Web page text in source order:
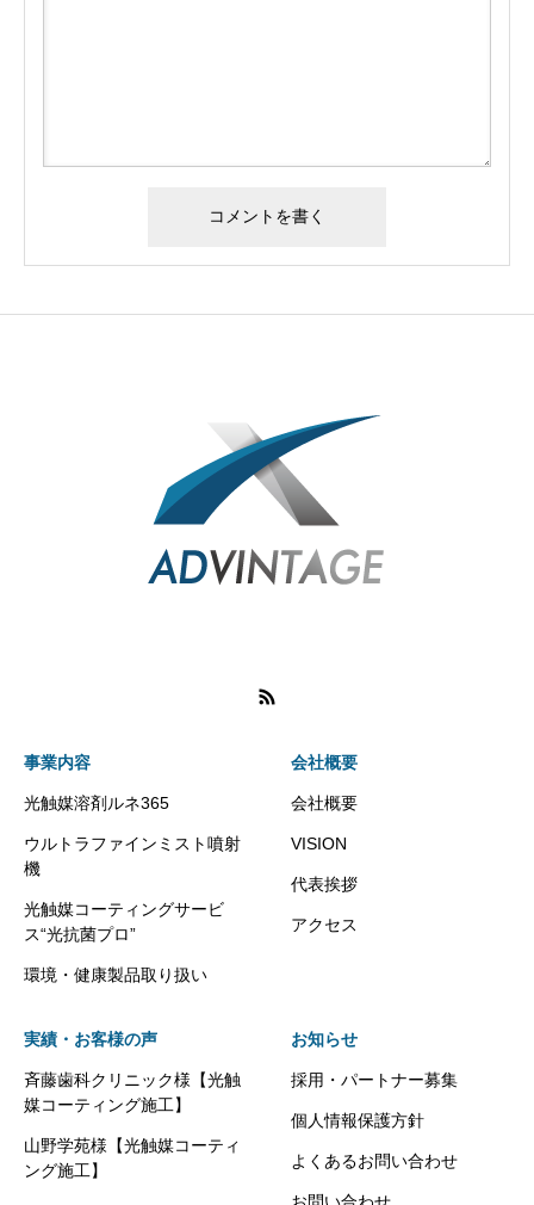
事業内容
光触媒溶剤ルネ365
ウルトラファインミスト噴射
機
光触媒コーティングサービ
ス“光抗菌プロ”
環境・健康製品取り扱い
会社概要
会社概要
VISION
代表挨拶
アクセス
実績・お客様の声
斉藤歯科クリニック様【光触
媒コーティング施工】
山野学苑様【光触媒コーティ
ング施工】
お知らせ
採用・パートナー募集
個人情報保護方針
よくあるお問い合わせ